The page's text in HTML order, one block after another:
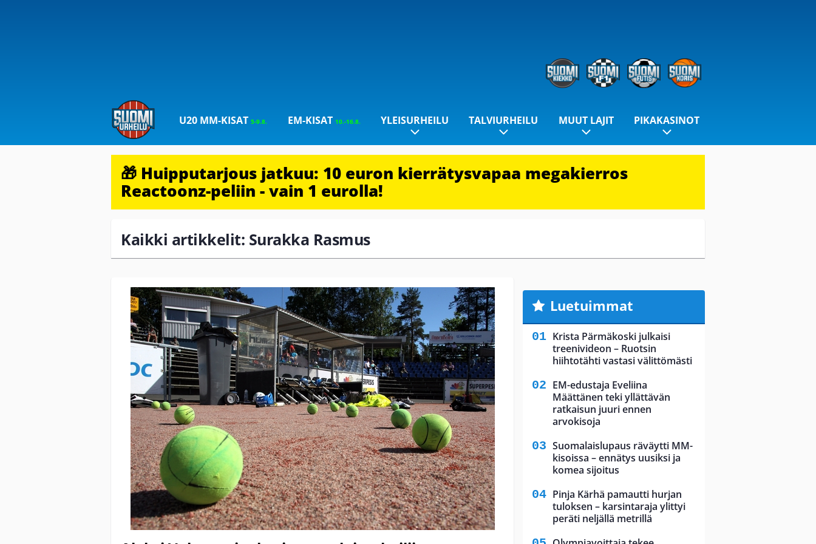
U20 MM-KISAT5-9.8. EM-KISAT 10.-16.8. YLEISURHEILU TALVIURHEILU MUUT LAJIT PIKAKASINOT
🎁 Huipputarjous jatkuu: 10 euron kierrätysvapaa megakierros
Reactoonz-peliin - vain 1 eurolla!
Kaikki artikkelit: Surakka Rasmus
Luetuimmat
Krista Pärmäkoski julkaisi
treenivideon – Ruotsin
hiihtotähti vastasi välittömästi
EM-edustaja Eveliina
Määttänen teki yllättävän
ratkaisun juuri ennen
arvokisoja
Suomalaislupaus räväytti MM-
kisoissa – ennätys uusiksi ja
komea sijoitus
Pinja Kärhä pamautti hurjan
tuloksen – karsintaraja ylittyi
peräti neljällä metrillä